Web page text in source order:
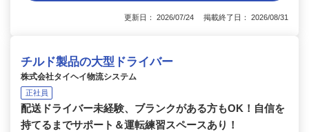
更新日： 2026/07/24 掲載終了日： 2026/08/31
チルド製品の大型ドライバー
株式会社タイヘイ物流システム
正社員
配送ドライバー未経験、ブランクがある方もOK！自信を
持てるまでサポート＆運転練習スペースあり！